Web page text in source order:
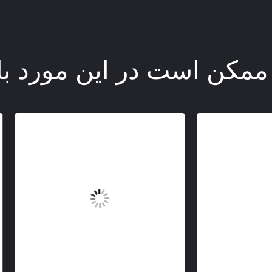
است در این مورد